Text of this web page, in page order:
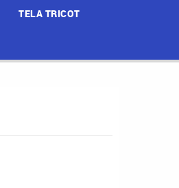
TELA TRICOT